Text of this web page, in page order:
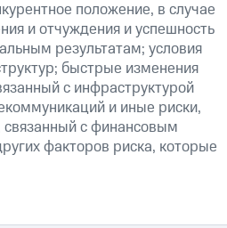
положение, в случае
и отчуждения и успешность
результатам; условия
быстрые изменения
с инфраструктурой
и иные риски,
связанный с финансовым
факторов риска, которые